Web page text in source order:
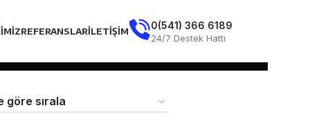
REFERANSLARİLETIŞIM 0(541) 366 6189
24/7 Destek Hattı